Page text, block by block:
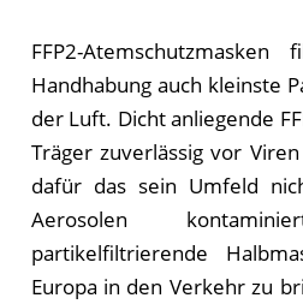
FFP2-
Handhabung auch kleinste
der Luft. Dicht anliegende
Träger zuverlässig vor
dafür das sein Umfeld
Aerosolen
partikelfiltrierende
Europa in den Verkehr zu